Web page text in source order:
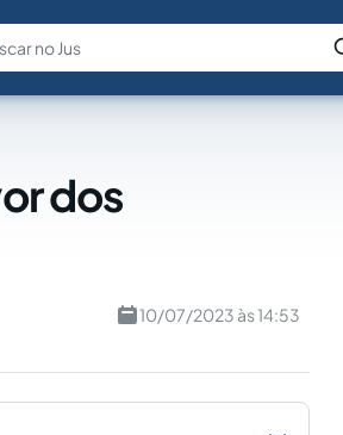
Fale com a IA Buscar no Jus
dos
10/07/2023 às 14:53